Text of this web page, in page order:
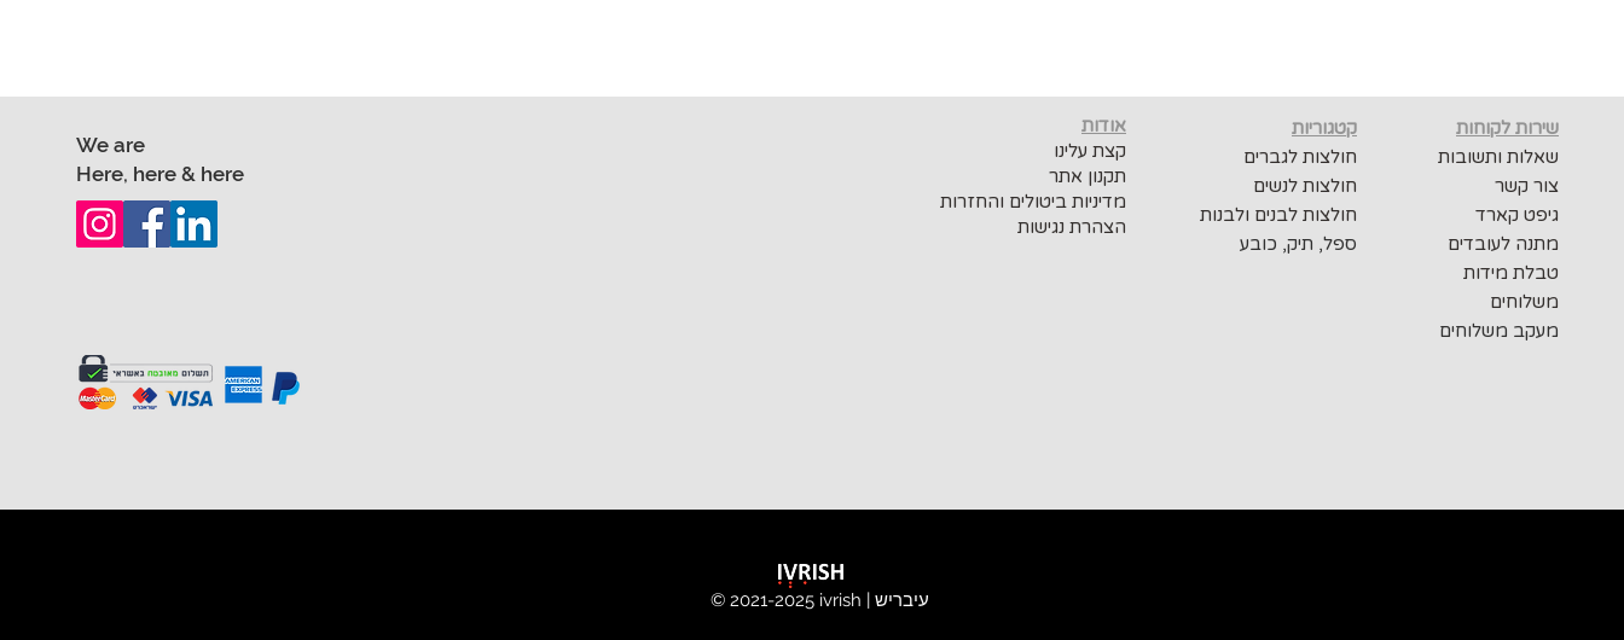
We are
Here, here & here
אודות
קצת עלינו
תקנון אתר
מדיניות ביטולים והחזרות
הצהרת נגישות
קטגוריות
חולצות לגברים
חולצות לנשים
חולצות לבנים ולבנות
ספל, תיק, כובע
שירות לקוחות
שאלות ותשובות
צור קשר
גיפט קארד
מתנה לעובדים
טבלת מידות
משלוחים
מעקב משלוחים
© 2021-2025 ivrish | עיבריש